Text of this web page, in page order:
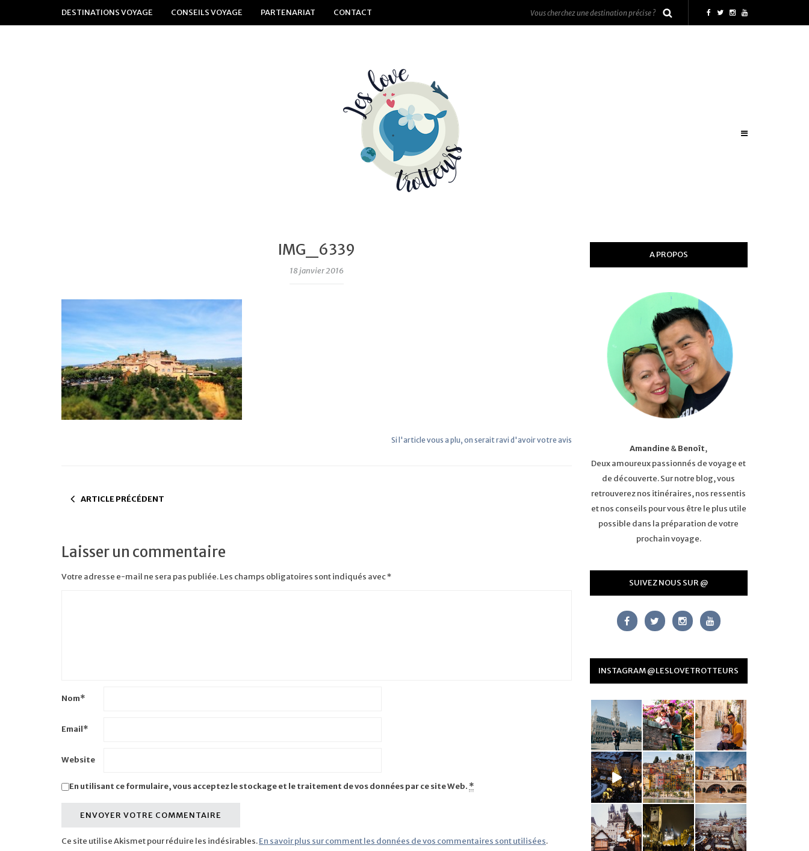
DESTINATIONS VOYAGE CONSEILS VOYAGE PARTENARIAT CONTACT
IMG_6339
18 janvier 2016
Si l'article vous a plu, on serait ravi d'avoir votre avis
ARTICLE PRÉCÉDENT
Laisser un commentaire
Votre adresse e-mail ne sera pas publiée.Les champs obligatoires sont indiqués avec*
Nom*
Email*
Website
En utilisant ce formulaire, vous acceptez le stockage et le traitement de vos données par ce site Web. *
Ce site utilise Akismet pour réduire les indésirables.En savoir plus sur comment les données de vos commentaires sont utilisées.
A PROPOS
Amandine&Benoît,
Deux amoureux passionnés de voyage et
de découverte. Sur notre blog, vous
retrouverez nos itinéraires, nos ressentis
et nos conseils pour vous être le plus utile
possible dans la préparation de votre
prochain voyage.
SUIVEZ NOUS SUR @
INSTAGRAM @LESLOVETROTTEURS